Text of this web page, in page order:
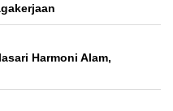
Harmoni Alam,